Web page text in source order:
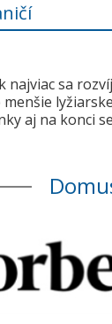
sa
aj na konci